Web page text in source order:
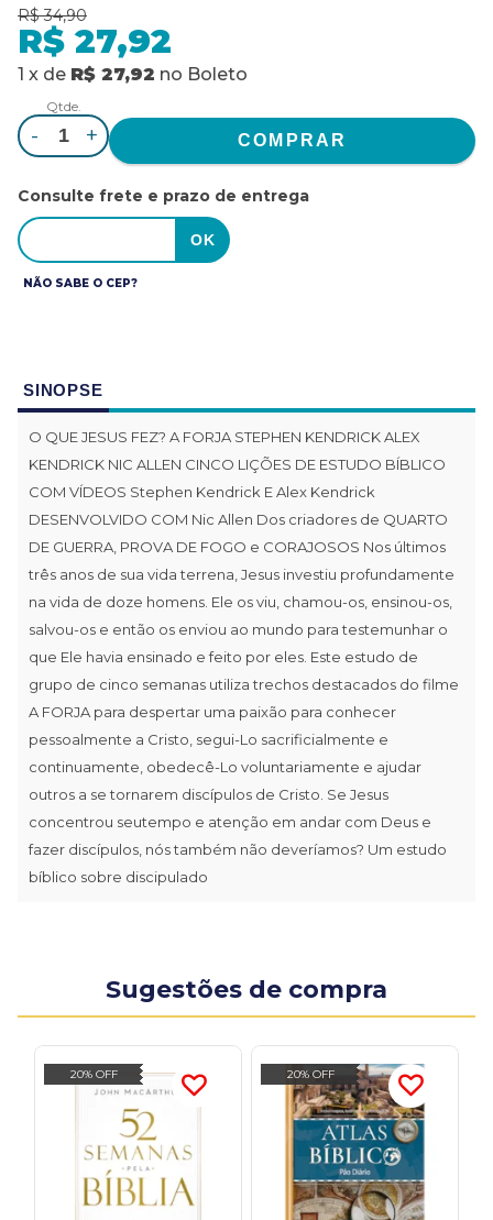
R$ 34,90
R$ 27,92
1 x de R$ 27,92 no Boleto
Qtde.
- +
Consulte frete e prazo de entrega
NÃO SABE O CEP?
SINOPSE
O QUE JESUS FEZ? A FORJA STEPHEN KENDRICK ALEX
KENDRICK NIC ALLEN CINCO LIÇÕES DE ESTUDO BÍBLICO
COM VÍDEOS Stephen Kendrick E Alex Kendrick
DESENVOLVIDO COM Nic Allen Dos criadores de QUARTO
DE GUERRA, PROVA DE FOGO e CORAJOSOS Nos últimos
três anos de sua vida terrena, Jesus investiu profundamente
na vida de doze homens. Ele os viu, chamou-os, ensinou-os,
salvou-os e então os enviou ao mundo para testemunhar o
que Ele havia ensinado e feito por eles. Este estudo de
grupo de cinco semanas utiliza trechos destacados do filme
A FORJA para despertar uma paixão para conhecer
pessoalmente a Cristo, segui-Lo sacrificialmente e
continuamente, obedecê-Lo voluntariamente e ajudar
outros a se tornarem discípulos de Cristo. Se Jesus
concentrou seutempo e atenção em andar com Deus e
fazer discípulos, nós também não deveríamos? Um estudo
bíblico sobre discipulado
Sugestões de compra
20% OFF 20% OFF